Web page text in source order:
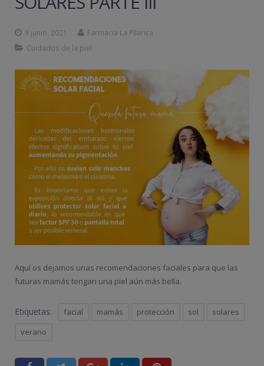
9 junio, 2021
Farmacia La Pilarica
Cuidados de la piel
Aquí os dejamos unas recomendaciones faciales para que las
futuras mamás tengan una piel aún más bella.
Etiquetas: facial mamás protección sol
solares
verano